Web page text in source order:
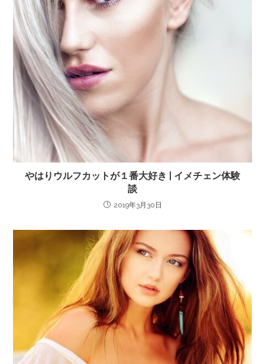
やはりウルフカットが１番大好き | イメチェン体験
談
2019年3月30日